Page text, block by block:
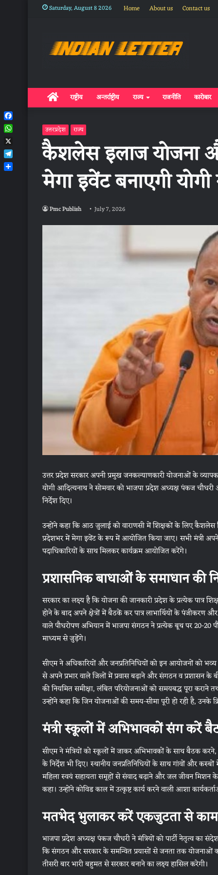
Saturday, August 8 2026 Home About us Contact us
Homeराष्ट्रीय अन्तर्राष्ट्रीय राज्य राजनीति कारोबार
उत्तरप्रदेश राज्य
कैशलेस इलाज योजना
मेगा इवेंट बनाएगी
Pmc Publish July 7, 2026
उत्तर प्रदेश सरकार अपनी प्रमुख जनकल्याणकारी योजनाओं के
योगी आदित्यनाथ ने सोमवार को भाजपा प्रदेश अध्यक्ष पंकज
निर्देश दिए।
उन्होंने कहा कि आठ जुलाई को वाराणसी में शिक्षकों के लिए
प्रदेशभर में मेगा इवेंट के रूप में आयोजित किया जाए। सभी मंत्री
पदाधिकारियों के साथ मिलकर कार्यक्रम आयोजित करेंगे।
प्रशासनिक बाधाओं के समाधान की
सरकार का लक्ष्य है कि योजना की जानकारी प्रदेश के प्रत्येक पात्र
होने के बाद अपने क्षेत्रों में बैठकें कर पात्र लाभार्थियों के पंजीकरण
वाले पौधरोपण अभियान में भाजपा संगठन ने प्रत्येक बूथ पर 20-20
माध्यम से जुड़ेंगे।
सीएम ने अधिकारियों और जनप्रतिनिधियों को इन आयोजनों को
से अपने प्रभार वाले जिलों में प्रवास बढ़ाने और संगठन व प्रशासन के
की नियमित समीक्षा, लंबित परियोजनाओं को समयबद्ध पूरा कराने
उन्होंने कहा कि जिन योजनाओं की समय-सीमा पूरी हो रही है, उनके
मंत्री स्कूलों में अभिभावकों संग करें
सीएम ने मंत्रियों को स्कूलों में जाकर अभिभावकों के साथ बैठक करने,
के निर्देश भी दिए। स्थानीय जनप्रतिनिधियों के साथ गांवों और
महिला स्वयं सहायता समूहों से संवाद बढ़ाने और जल जीवन मिशन
कहा। उन्होंने कोविड काल में उत्कृष्ट कार्य करने वाली आशा
मतभेद भुलाकर करें एकजुटता से
भाजपा प्रदेश अध्यक्ष पंकज चौधरी ने मंत्रियों को पार्टी नेतृत्व
कि संगठन और सरकार के समन्वित प्रयासों से जनता तक योजनाओं
तीसरी बार भारी बहुमत से सरकार बनाने का लक्ष्य हासिल करेगी।
Facebook
WhatsApp
X
Telegram